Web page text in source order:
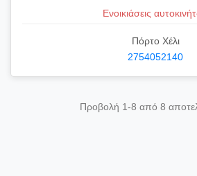
Ενοικιάσεις
Πόρτο Χέλι
2754052140
Προβολή 1-8 από 8